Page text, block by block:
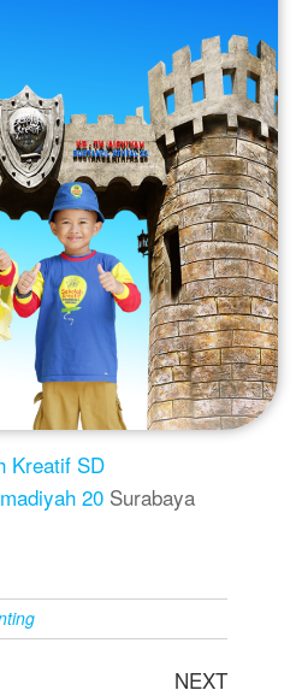
Kreatif SD
20Surabaya
NEXT